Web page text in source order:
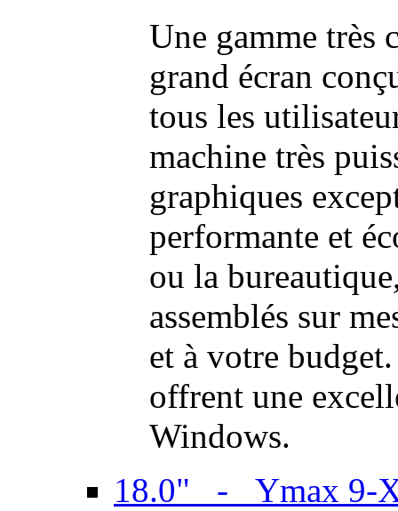
Une gamme très
grand écran
tous les
machine très
graphiques
performante et
ou la
assemblés sur
et à votre
offrent une
Windows.
18.0" - Ymax 9-